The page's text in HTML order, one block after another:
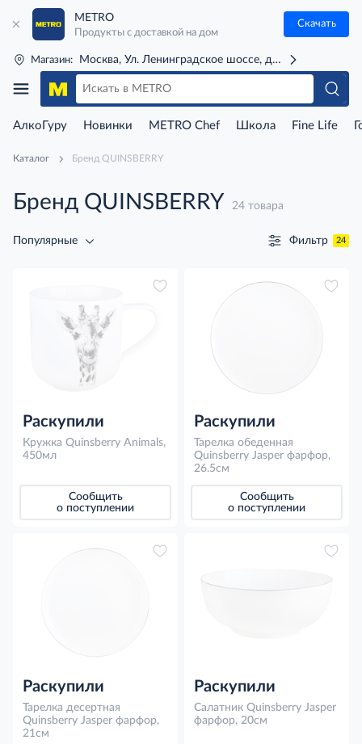
METRO
Продукты с доставкой на дом
Скачать
Магазин: Москва, Ул. Ленинградское шоссе, д. 71Г (м. Речной
АлкоГуру Новинки METRO Chef Школа Fine Life
Каталог Бренд QUINSBERRY
Бренд QUINSBERRY 24 товара
Популярные Фильтр 24
Раскупили
Кружка Quinsberry Animals,
450мл
Сообщить
о поступлении
Раскупили
Тарелка обеденная
Quinsberry Jasper фарфор,
26.5см
Сообщить
о поступлении
Раскупили
Тарелка десертная
Quinsberry Jasper фарфор,
21см
Раскупили
Салатник Quinsberry Jasper
фарфор, 20см